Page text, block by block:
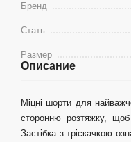
Бренд
Стать
Размер
Описание
Міцні шорти для
сторонню розтяжку, щоб
Застібка з тріскачкою